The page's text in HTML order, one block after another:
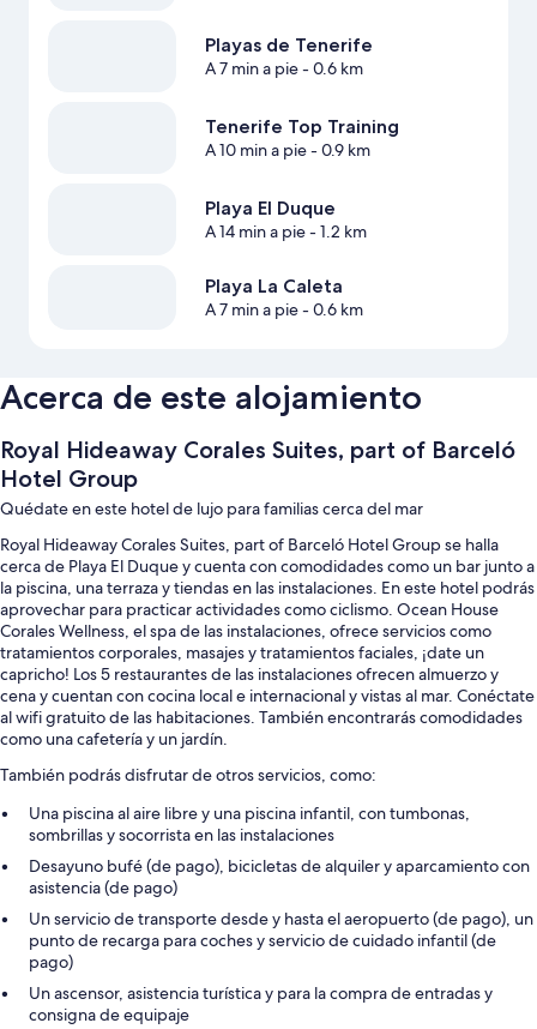
Playas de Tenerife
A 7 min a pie- 0.6 km
Tenerife Top Training
A 10 min a pie- 0.9 km
Playa El Duque
A 14 min a pie- 1.2 km
Playa La Caleta
A 7 min a pie- 0.6 km
Acerca de este alojamiento
Royal Hideaway Corales Suites, part of Barceló
Hotel Group
Quédate en este hotel de lujo para familias cerca del mar
Royal Hideaway Corales Suites, part of Barceló Hotel Group se halla
cerca de Playa El Duque y cuenta con comodidades como un bar junto a
la piscina, una terraza y tiendas en las instalaciones. En este hotel podrás
aprovechar para practicar actividades como ciclismo. Ocean House
Corales Wellness, el spa de las instalaciones, ofrece servicios como
tratamientos corporales, masajes y tratamientos faciales, ¡date un
capricho! Los 5 restaurantes de las instalaciones ofrecen almuerzo y
cena y cuentan con cocina local e internacional y vistas al mar. Conéctate
al wifi gratuito de las habitaciones. También encontrarás comodidades
como una cafetería y un jardín.
También podrás disfrutar de otros servicios, como:
Una piscina al aire libre y una piscina infantil, con tumbonas,
sombrillas y socorrista en las instalaciones
Desayuno bufé (de pago), bicicletas de alquiler y aparcamiento con
asistencia (de pago)
Un servicio de transporte desde y hasta el aeropuerto (de pago), un
punto de recarga para coches y servicio de cuidado infantil (de
pago)
Un ascensor, asistencia turística y para la compra de entradas y
consigna de equipaje